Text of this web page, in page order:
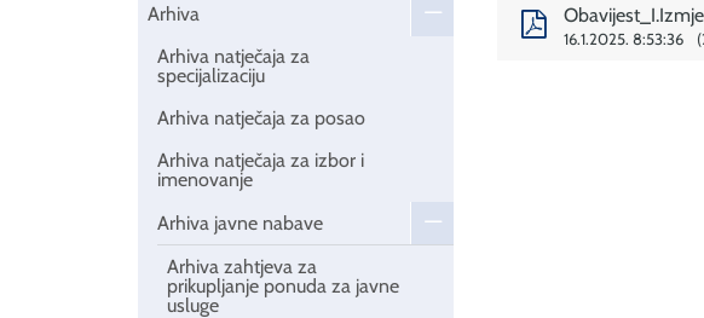
Arhiva
Arhiva natječaja za
specijalizaciju
Arhiva natječaja za posao
Arhiva natječaja za izbor i
imenovanje
Arhiva javne nabave
Arhiva zahtjeva za
prikupljanje ponuda za javne
usluge
16.1.2025. 8:53:36